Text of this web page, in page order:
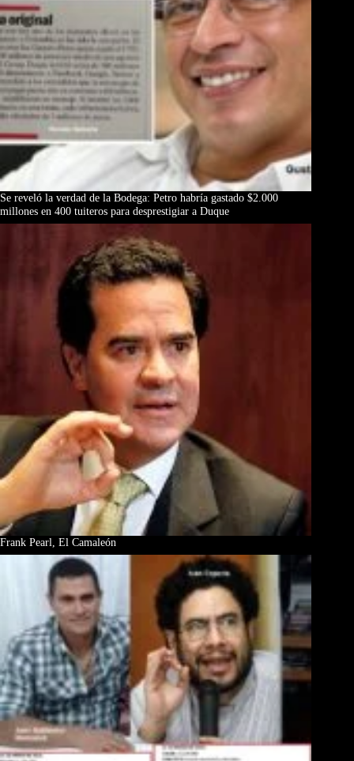
Se reveló la verdad de la Bodega: Petro habría gastado $2.000
millones en 400 tuiteros para desprestigiar a Duque
Frank Pearl, El Camaleón